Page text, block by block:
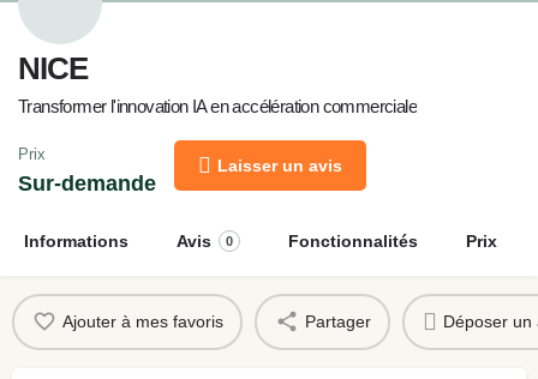
NICE
Transformer l'innovation IA en accélération commerciale
Prix
Sur-demande
Laisser un avis
Informations Avis 0 Fonctionnalités Prix
Ajouter à mes favoris Partager Déposer un